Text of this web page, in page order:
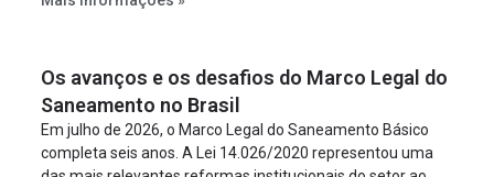
empreendimento. Ou seja, a suposta “fraude à licitação” é
projeto a projeto.
Os avanços e os desafios do Marco Legal do
Saneamento no Brasil
Em julho de 2026, o Marco Legal do Saneamento Básico
completa seis anos. A Lei 14.026/2020 representou uma